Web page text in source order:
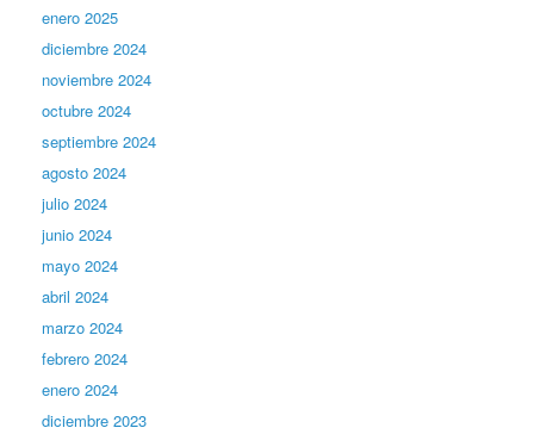
enero 2025
diciembre 2024
noviembre 2024
octubre 2024
septiembre 2024
agosto 2024
julio 2024
junio 2024
mayo 2024
abril 2024
marzo 2024
febrero 2024
enero 2024
diciembre 2023